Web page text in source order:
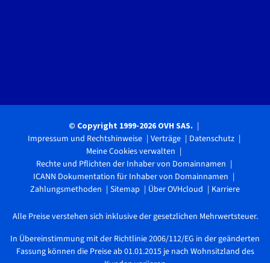
© Copyright 1999-2026 OVH SAS.
Impressum und Rechtshinweise Verträge
Datenschutz
Meine Cookies verwalten
Rechte und Pflichten der Inhaber von Domainnamen
ICANN Dokumentation für Inhaber von Domainnamen
Zahlungsmethoden
Sitemap Über OVHcloud Karriere
Alle Preise verstehen sich inklusive der gesetzlichen Mehrwertsteuer.
In Übereinstimmung mit der Richtlinie 2006/112/EG in der geänderten
Fassung können die Preise ab 01.01.2015 je nach Wohnsitzland des